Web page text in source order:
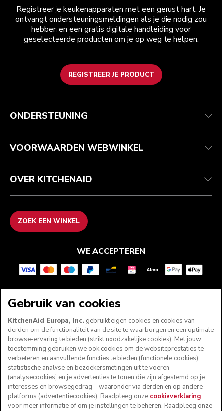
Registreer je keukenapparaten met een gerust hart. Je
ontvangt ondersteuningsmeldingen als je die nodig zou
hebben en een gratis digitale handleiding voor
geselecteerde producten om je op weg te helpen.
REGISTREER JE PRODUCT
Health check
Je bestelling volgen
Garantie en documenten
Recupel
Algemene voorwaarden
Retournering en terugbetaling
Imprint
ODR
Het merk
Zoek een winkel
ONDERSTEUNING
VOORWAARDEN WEBWINKEL
OVER KITCHENAID
ZOEK EEN WINKEL
WE ACCEPTEREN
VOLG ONS
Gebruik van cookies
KitchenAid Europa, Inc. gebruikt eigen cookies en cookies van
derden om de functionaliteit van de site te waarborgen en een optimale
browse-ervaring te bieden (strikt noodzakelijke cookies). Met jouw
toestemming gebruiken we ook cookies om de websiteprestaties te
verbeteren en aanvullende functies te bieden (functionele cookies),
statistische analyse en bezoekersmetingen uit te voeren
(analysecookies) en je advertenties te tonen die zijn afgestemd op je
interesses en browsegedrag – waaronder via derden en op andere
platforms (advertentiecookies). Raadpleeg onze cookieverklaring
voor meer informatie of om je instellingen te beheren. Raadpleeg onze